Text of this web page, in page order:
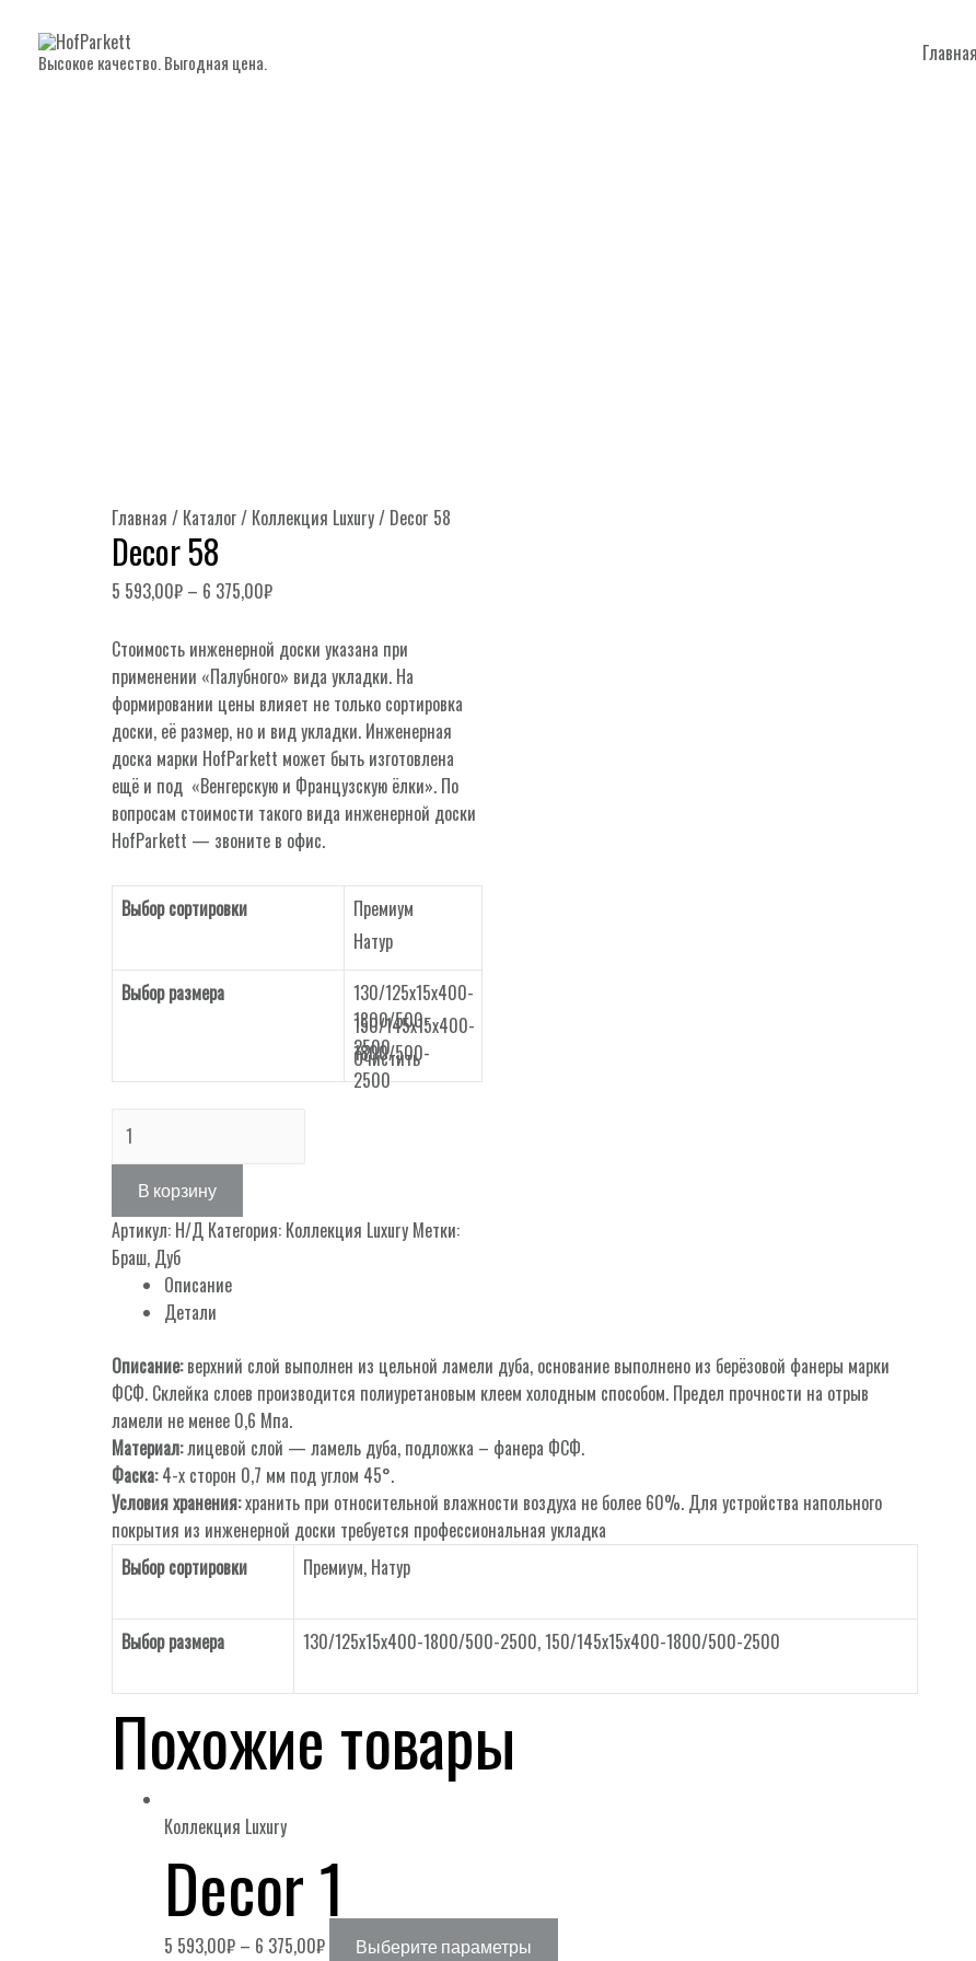
Высокое качество. Выгодная цена. Главная
Главная / Каталог/ Коллекция Luxury/ Decor 58
Decor 58
5 593,00₽ – 6 375,00₽
Стоимость инженерной доски указана при
применении «Палубного» вида укладки. На
формировании цены влияет не только сортировка
доски, её размер, но и вид укладки. Инженерная
доска марки HofParkett может быть изготовлена
ещё и под «Венгерскую и Французскую ёлки». По
вопросам стоимости такого вида инженерной доски
HofParkett — звоните в офис.
Выбор сортировки
Премиум
Натур
Выбор размера
130/125х15х400-
1800/500-
2500
150/145х15х400-
1800/500-
2500
Очистить
товара
В корзину
Артикул: Н/Д Категория: Коллекция Luxury Метки:
Браш, Дуб
Описание
Детали
Описание:верхний слой выполнен из цельной ламели дуба, основание выполнено из берёзовой фанеры марки
ФСФ. Склейка слоев производится полиуретановым клеем холодным способом. Предел прочности на отрыв
ламели не менее 0,6 Мпа.
Материал:лицевой слой — ламель дуба, подложка – фанера ФСФ.
Фаска:4-х сторон 0,7 мм под углом 45°.
Условия хранения:хранить при относительной влажности воздуха не более 60%. Для устройства напольного
покрытия из инженерной доски требуется профессиональная укладка
Выбор сортировки
Премиум, Натур
Выбор размера 130/125х15х400-1800/500-2500, 150/145х15х400-1800/500-2500
Похожие товары
Коллекция Luxury
Decor 1
5 593,00₽ – 6 375,00₽ Выберите параметры